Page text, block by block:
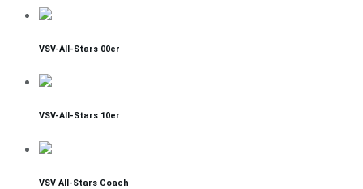
VSV-All-Stars 00er
VSV-All-Stars 10er
VSV All-Stars Coach